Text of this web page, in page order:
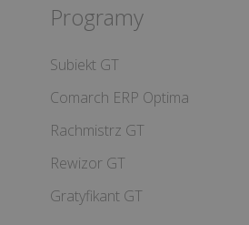
Programy
Subiekt GT
Comarch ERP Optima
Rachmistrz GT
Rewizor GT
Gratyfikant GT